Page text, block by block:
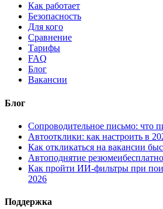
Как работает
Безопасность
Для кого
Сравнение
Тарифы
FAQ
Блог
Вакансии
Блог
Сопроводительное письмо: что
Автоотклики: как настроить в
Как откликаться на вакансии
Автоподнятие
Как пройти ИИ-фильтры при
2026
Поддержка